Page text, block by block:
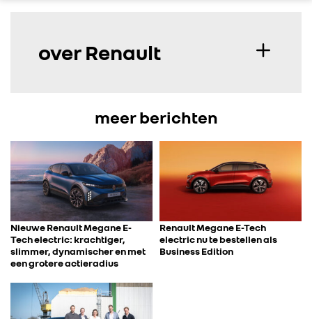
over Renault
meer berichten
Nieuwe Renault Megane E-
Tech electric: krachtiger,
slimmer, dynamischer en met
een grotere actieradius
Renault Megane E-Tech
electric nu te bestellen als
Business Edition